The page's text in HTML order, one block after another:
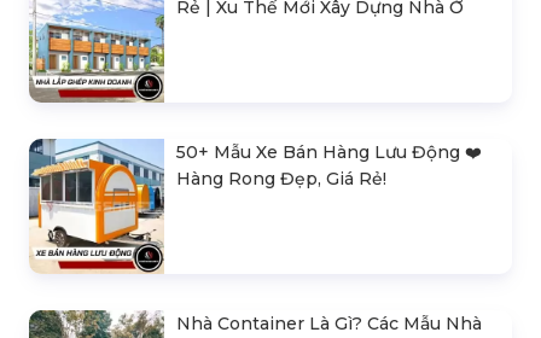
Rẻ | Xu Thế Mới Xây Dựng Nhà Ở
50+ Mẫu Xe Bán Hàng Lưu Động ❤️️
Hàng Rong Đẹp, Giá Rẻ!
Nhà Container Là Gì? Các Mẫu Nhà